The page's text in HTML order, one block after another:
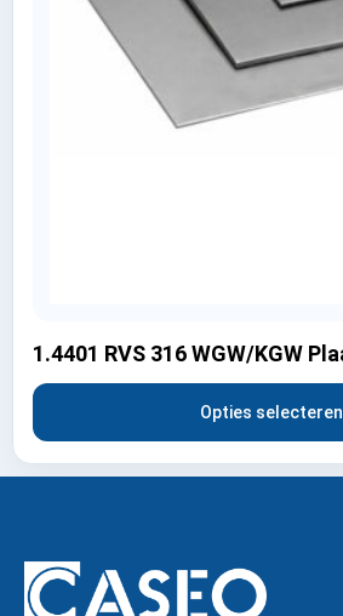
1.4401 RVS 316 WGW/KGW
Opties selecteren